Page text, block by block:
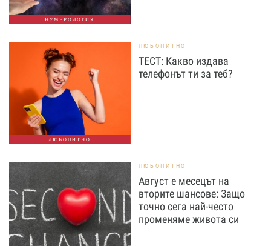
НУМЕРОЛОГИЯ
ЛЮБОПИТНО
ЛЮБОПИТНО
ТЕСТ: Какво издава
телефонът ти за теб?
ЛЮБОПИТНО
Август е месецът на
вторите шансове: Защо
точно сега най-често
променяме живота си